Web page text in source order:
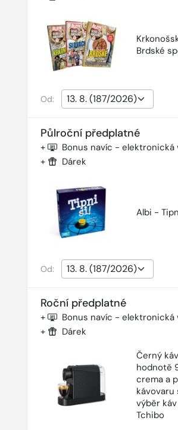
Brdské
Od:
Půlroční předplatné
+ Bonus navíc - elektronická
+ Dárek
Albi -
Od:
Roční předplatné
+ Bonus navíc - elektronická
+
Dárek
Černý
hodnotě
crema a
kávovaru
výběr
Tchibo